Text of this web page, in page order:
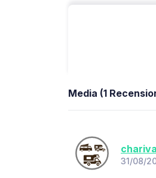
Media (1
31/08/